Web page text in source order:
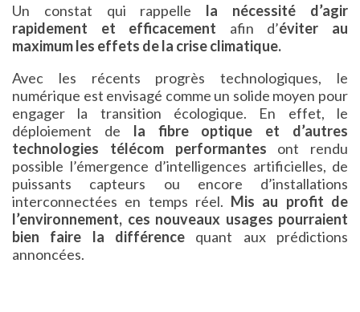
Un constat qui rappelle la nécessité d’agir
rapidement et efficacement afin d’éviter au
maximum les effets de la crise climatique.
Avec les récents progrès technologiques, le
numérique est envisagé comme un solide moyen pour
engager la transition écologique. En effet, le
déploiement de la fibre optique et d’autres
technologies télécom performantes ont rendu
possible l’émergence d’intelligences artificielles, de
puissants capteurs ou encore d’installations
interconnectées en temps réel. Mis au profit de
l’environnement, ces nouveaux usages pourraient
bien faire la différence quant aux prédictions
annoncées.